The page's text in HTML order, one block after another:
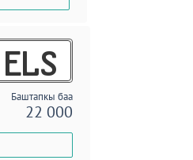
ELS
Баштапкы баа
22 000